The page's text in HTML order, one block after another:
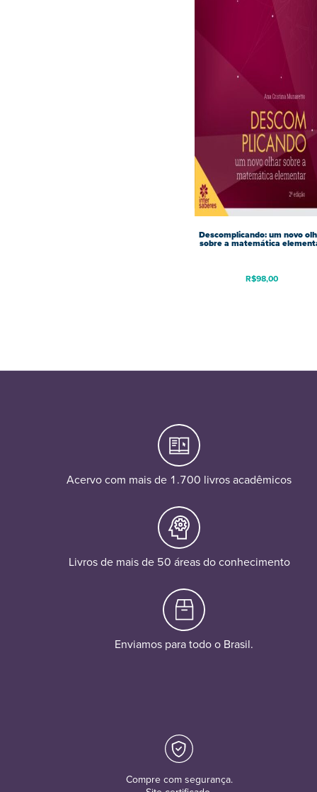
Descomplicando: um novo
sobre a matemática
R$98,00
Acervo com mais de 1.700 livros acadêmicos
Livros de mais de 50 áreas do conhecimento
Enviamos para todo o Brasil.
Compre com segurança.